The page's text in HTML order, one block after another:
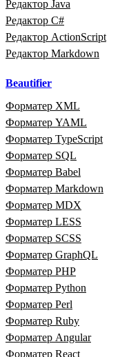
Редактор Java
Редактор C#
Редактор ActionScript
Редактор Markdown
Beautifier
Форматер XML
Форматер YAML
Форматер TypeScript
Форматер SQL
Форматер Babel
Форматер Markdown
Форматер MDX
Форматер LESS
Форматер SCSS
Форматер GraphQL
Форматер PHP
Форматер Python
Форматер Perl
Форматер Ruby
Форматер Angular
Форматер React